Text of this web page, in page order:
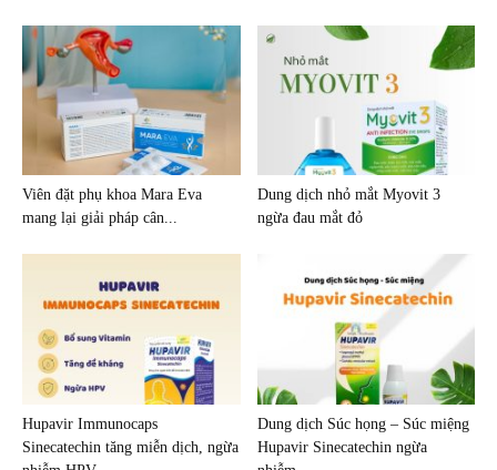
Viên đặt phụ khoa Mara Eva
mang lại giải pháp cân...
Dung dịch nhỏ mắt Myovit 3
ngừa đau mắt đỏ
Hupavir Immunocaps
Sinecatechin tăng miễn dịch, ngừa
Dung dịch Súc họng – Súc miệng
Hupavir Sinecatechin ngừa